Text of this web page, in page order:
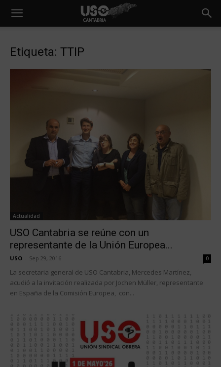
Etiqueta: TTIP
Actualidad
USO Cantabria se reúne con un
representante de la Unión Europea...
USO Sep 29, 2016 0
La secretaria general de USO Cantabria, Mercedes Martínez,
acudió a la invitación realizada por Jochen Müller, representante
en España de la Comisión Europea, con...